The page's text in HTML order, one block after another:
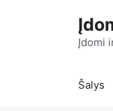
Įdomi
Šalys